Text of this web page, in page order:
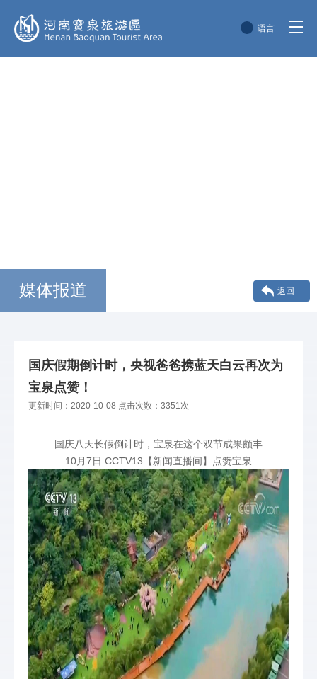
语言
媒体报道 返回
国庆假期倒计时，央视爸爸携蓝天白云再次为
宝泉点赞！
更新时间： 2020-10-08 点击次数： 3351次
国庆八天长假倒计时，宝泉在这个双节成果颇丰
10月7日 CCTV13【新闻直播间】点赞宝泉